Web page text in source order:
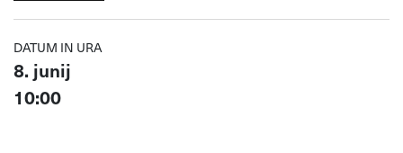
DATUM IN URA
8. junij
10:00